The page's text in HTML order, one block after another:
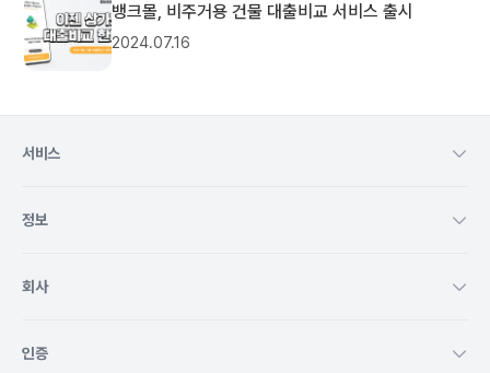
뱅크몰, 비주거용 건물 대출비교 서비스 출시
2024.07.16
서비스
정보
회사
인증